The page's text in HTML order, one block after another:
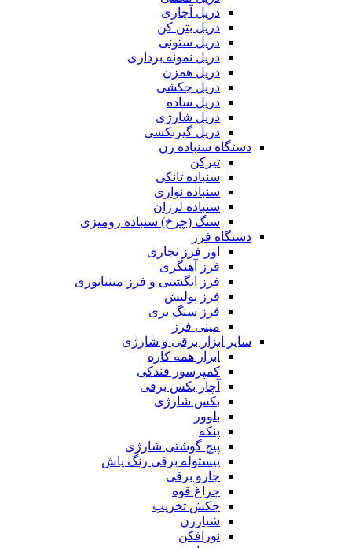
دریل آچاری
دریل بتن کن
دریل ستونی
دریل نمونه برداری
دریل همزن
دریل چکشی
دریل ساده
دریل شارژی
دریل گیربکسی
دستگاه سنباده زن
تیزکن
سنباده تانکی
سنباده نواری
سنباده لرزان
سنگ (چرخ) سنباده رومیزی
دستگاه فرز
اور فرز نجاری
فرز آهنگری
فرز انگشتی و فرز مینیاتوری
فرز پولیش
فرز سنگ بری
مینی فرز
سایر ابزار برقی و شارژی
ابزار همه کاره
کمپرسور فندکی
آچار بکس برقی
بکس شارژی
بلوور
پنکه
پیچ گوشتی شارژی
پیستوله برقی رنگ پاش
جارو برقی
چراغ قوه
چکش تخریب
شیارزن
نورافکن